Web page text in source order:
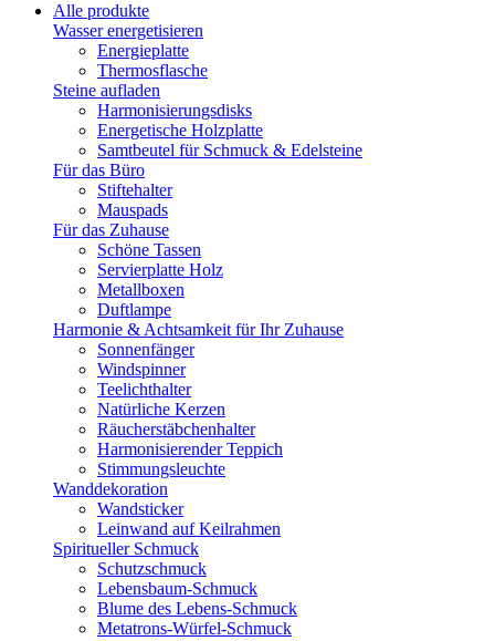
Alle produkte
Wasser energetisieren
Energieplatte​
Thermosflasche
Steine aufladen
Harmonisierungsdisks
Energetische Holzplatte
Samtbeutel für Schmuck & Edelsteine
Für das Büro
Stiftehalter
Mauspads
Für das Zuhause
Schöne Tassen
Servierplatte Holz
Metallboxen
Duftlampe
Harmonie & Achtsamkeit für Ihr Zuhause
Sonnenfänger
Windspinner
Teelichthalter
Natürliche Kerzen
Räucherstäbchenhalter
Harmonisierender Teppich
Stimmungsleuchte
Wanddekoration
Wandsticker
Leinwand auf Keilrahmen
Spiritueller Schmuck
Schutzschmuck
Lebensbaum-Schmuck
Blume des Lebens-Schmuck
Metatrons-Würfel-Schmuck